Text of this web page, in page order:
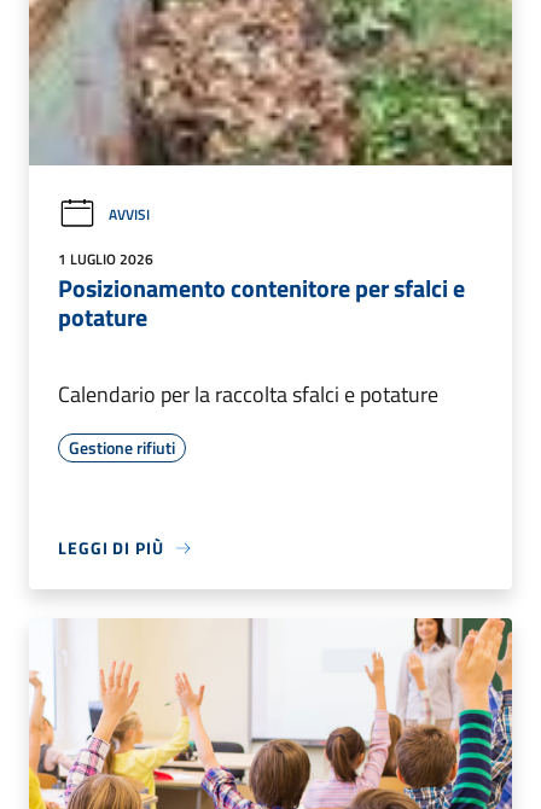
AVVISI
1 LUGLIO 2026
Posizionamento contenitore per sfalci e
potature
Calendario per la raccolta sfalci e potature
Gestione rifiuti
LEGGI DI PIÙ